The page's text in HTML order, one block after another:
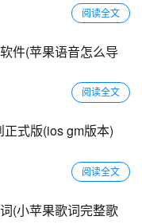
阅读全文
件(苹果语音怎么导
阅读全文
式版(ios gm版本)
阅读全文
(小苹果歌词完整歌